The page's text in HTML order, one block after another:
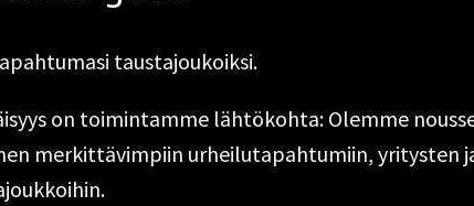
taustajoukoiksi.
on toimintamme lähtökohta: Olemme
merkittävimpiin urheilutapahtumiin, yritysten